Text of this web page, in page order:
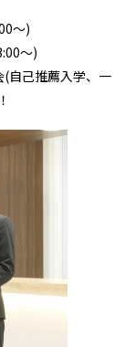
～)
～)
自己推薦入学、一